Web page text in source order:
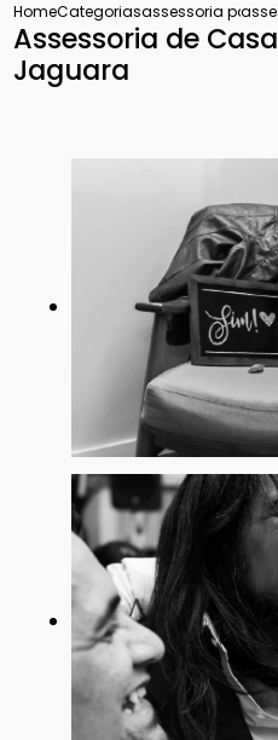
HomeCategoriasassessoria para
Assessoria de
Jaguara